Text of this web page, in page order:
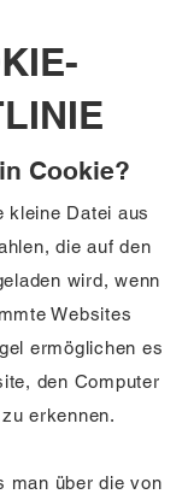
Cookie?
kleine Datei aus
die auf den
wird, wenn
Websites
ermöglichen es
den Computer
erkennen.
man über die von